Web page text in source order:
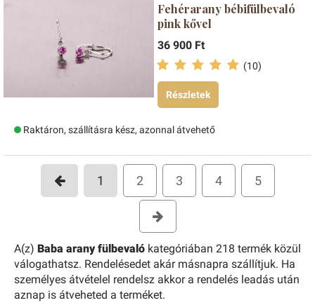
Fehérarany bébifülbevaló
pink kővel
36 900 Ft
(10)
Részletek
Raktáron, szállításra kész, azonnal átvehető
1 2 3 4 5
A(z) Baba arany fülbevaló kategóriában 218 termék közül
válogathatsz. Rendelésedet akár másnapra szállítjuk. Ha
személyes átvételel rendelsz akkor a rendelés leadás után
aznap is átveheted a terméket.